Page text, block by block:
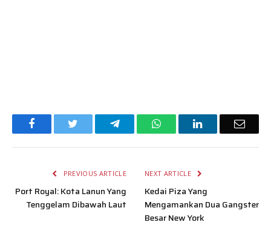
Facebook TelegramWhatsAppLinkedIn Email
PREVIOUS ARTICLE
Port Royal: Kota Lanun Yang
Tenggelam Dibawah Laut
NEXT ARTICLE
Kedai Piza Yang
Mengamankan Dua Gangster
Besar New York